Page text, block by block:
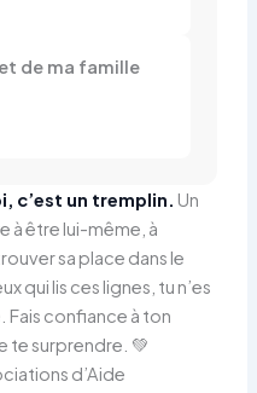
de ma famille
c’est un tremplin. Un
à être lui-même, à
sa place dans le
qui lis ces lignes, tu n’es
Fais confiance à ton
te surprendre. 💚
d’Aide